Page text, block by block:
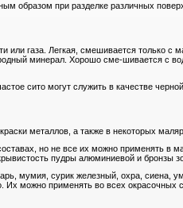
образом при разделке различных
газа. Легкая, смешивается только с
минерал. Хорошо сме-шивается с
сито могут служить в качестве
металлов, а также в некоторых
но не все их можно применять в
пудры алюминиевой и бронзы
мумия, сурик железный, охра, сиена,
можно применять во всех окрасочных